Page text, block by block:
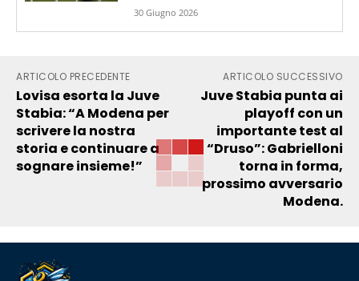
30 Giugno 2026
ARTICOLO PRECEDENTE
Lovisa esorta la Juve
Stabia: “A Modena per
scrivere la nostra
storia e continuare a
sognare insieme!”
ARTICOLO SUCCESSIVO
Juve Stabia punta ai
playoff con un
importante test al
“Druso”: Gabrielloni
torna in forma,
prossimo avversario
Modena.